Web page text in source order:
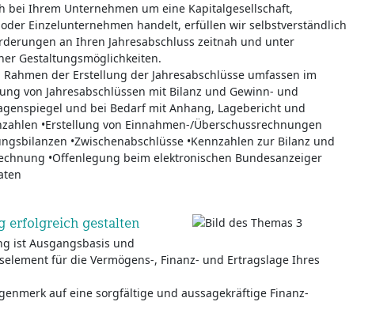
bei Ihrem Unternehmen um eine Kapitalgesellschaft,
Einzelunternehmen handelt, erfüllen wir selbstverständlich
an Ihren Jahresabschluss zeitnah und unter
Gestaltungsmöglichkeiten.
der Erstellung der Jahresabschlüsse umfassen im
von Jahresabschlüssen mit Bilanz und Gewinn- und
und bei Bedarf mit Anhang, Lagebericht und
•Erstellung von Einnahmen-/Überschussrechnungen
•Zwischenabschlüsse •Kennzahlen zur Bilanz und
•Offenlegung beim elektronischen Bundesanzeiger
erfolgreich gestalten
ist Ausgangsbasis und
für die Vermögens-, Finanz- und Ertragslage Ihres
auf eine sorgfältige und aussagekräftige Finanz-